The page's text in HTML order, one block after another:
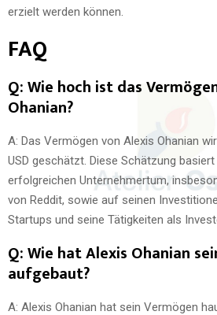
erzielt werden können.
FAQ
Q: Wie hoch ist das
Ohanian?
A: Das Vermögen von Alexis Ohanian
USD geschätzt. Diese Schätzung
erfolgreichen Unternehmertum,
von Reddit, sowie auf seinen
Startups und seine Tätigkeiten als
Q: Wie hat Alexis Ohanian
aufgebaut?
A: Alexis Ohanian hat sein Vermögen